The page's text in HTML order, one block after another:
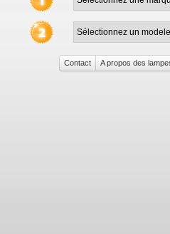
Contact A propos des